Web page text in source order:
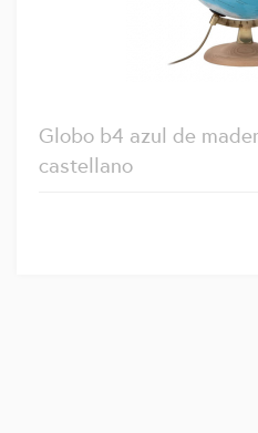
Globo b4 azul de
castellano